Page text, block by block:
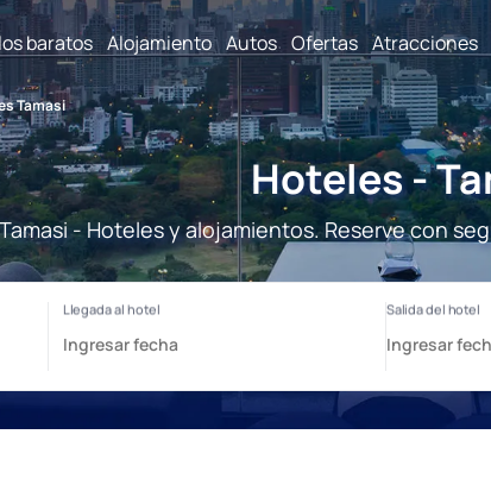
baratos Alojamiento Autos Ofertas Atracciones
Tamasi
Hoteles -
- Hoteles y alojamientos. Reserve con